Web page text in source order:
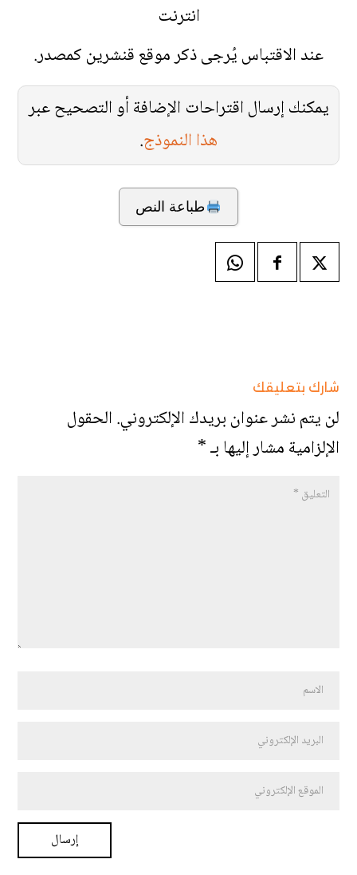
انترنت
عند الاقتباس يُرجى ذكر موقع قنشرين كمصدر.
يمكنك إرسال اقتراحات الإضافة أو التصحيح عبر
هذا النموذج.
طباعة النص
شارك بتعليقك
لن يتم نشر عنوان بريدك الإلكتروني.الحقول
الإلزامية مشار إليها بـ*